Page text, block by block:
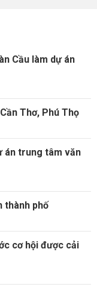
Cầu làm dự án
Thơ, Phú Thọ
án trung tâm văn
thành phố
cơ hội được cải